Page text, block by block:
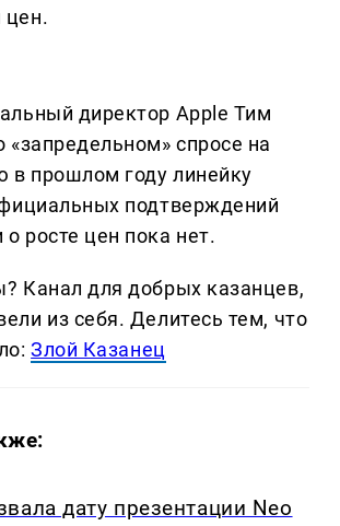
цен.
директор Apple Тим
«запредельном» спросе на
в прошлом году линейку
подтверждений
росте цен пока нет.
Канал для добрых казанцев,
из себя. Делитеcь тем, что
Злой Казанец
дату презентации Neo